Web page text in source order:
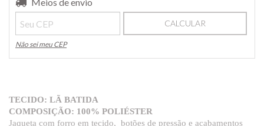
CALCULAR
Não sei meu CEP
TECIDO: LÃ BATIDA
COMPOSIÇÃO: 100% POLIÉSTER
Jaqueta com forro em tecido, botões de pressão e acabamentos